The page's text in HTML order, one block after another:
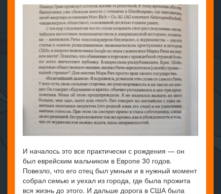
И началось это все практически с рождения — он
был еврейским мальчиком в Европе 30 годов.
Повезло, что его отец был умным и в нужный момент
собрал семью и уехал из города, где была прожита
вся жизнь до этого. И дальше дорога в США была